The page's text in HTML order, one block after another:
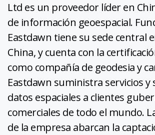
Ltd es un proveedor líder en
de información geoespacial.
Eastdawn tiene su sede central
China, y cuenta con la
como compañía de geodesia y
Eastdawn suministra servicios y
datos espaciales a clientes
comerciales de todo el mundo.
de la empresa abarcan la